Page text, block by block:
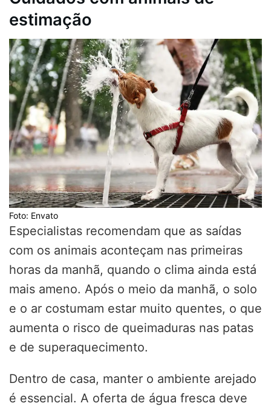
estimação
Foto: Envato
Especialistas recomendam que as saídas
com os animais aconteçam nas primeiras
horas da manhã, quando o clima ainda está
mais ameno. Após o meio da manhã, o solo
e o ar costumam estar muito quentes, o que
aumenta o risco de queimaduras nas patas
e de superaquecimento.
Dentro de casa, manter o ambiente arejado
é essencial. A oferta de água fresca deve